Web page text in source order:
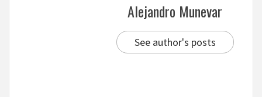
Alejandro Munevar
See author's posts